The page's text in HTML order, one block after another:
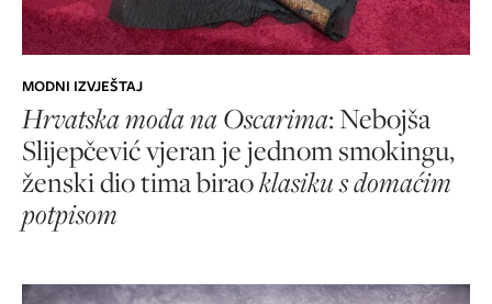
MODNI IZVJEŠTAJ
Hrvatska moda na Oscarima: Nebojša
Slijepčević vjeran je jednom smokingu,
ženski dio tima biraoklasiku s domaćim
potpisom